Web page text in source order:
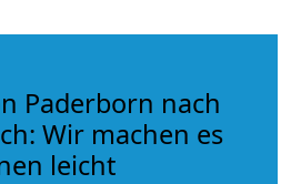
Paderborn nach
Wir machen es
leicht